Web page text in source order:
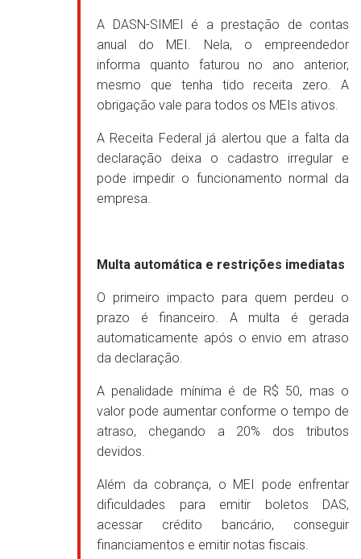
A DASN-SIMEI é a prestação de contas
anual do MEI. Nela, o empreendedor
informa quanto faturou no ano anterior,
mesmo que tenha tido receita zero. A
obrigação vale para todos os MEIs ativos.
A Receita Federal já alertou que a falta da
declaração deixa o cadastro irregular e
pode impedir o funcionamento normal da
empresa.
Multa automática e restrições imediatas
O primeiro impacto para quem perdeu o
prazo é financeiro. A multa é gerada
automaticamente após o envio em atraso
da declaração.
A penalidade mínima é de R$ 50, mas o
valor pode aumentar conforme o tempo de
atraso, chegando a 20% dos tributos
devidos.
Além da cobrança, o MEI pode enfrentar
dificuldades para emitir boletos DAS,
acessar crédito bancário, conseguir
financiamentos e emitir notas fiscais.